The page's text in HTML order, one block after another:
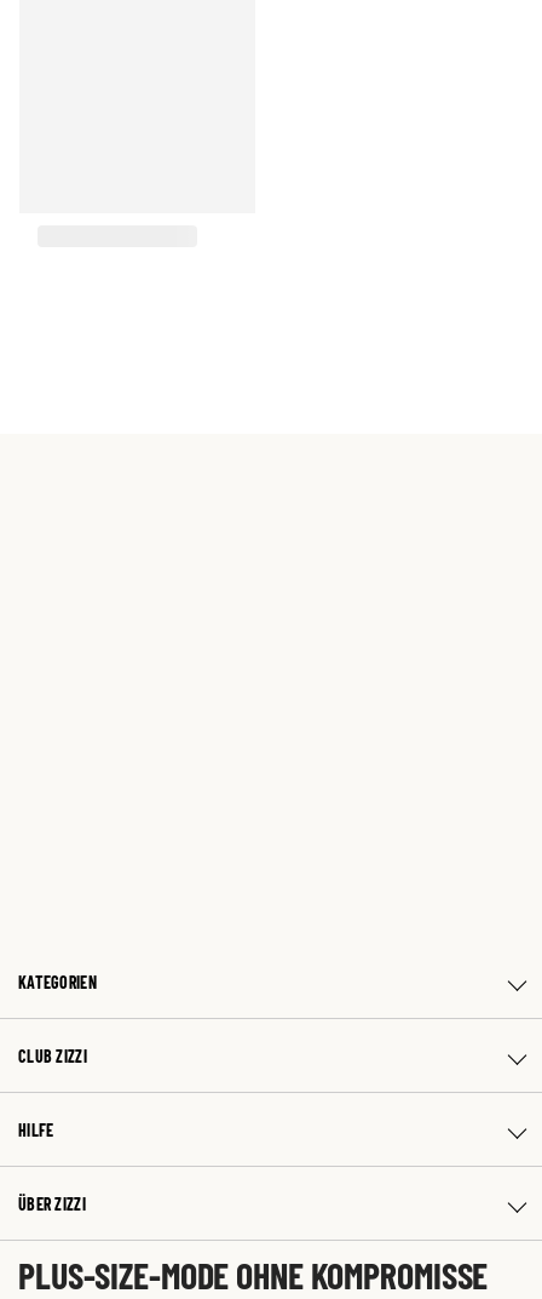
KATEGORIEN
CLUB ZIZZI
HILFE
ÜBER ZIZZI
PLUS-SIZE-MODE OHNE KOMPROMISSE